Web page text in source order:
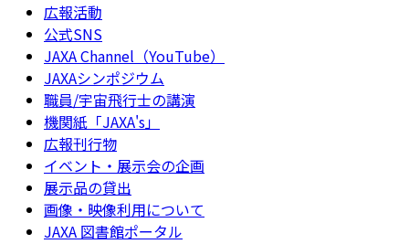
広報活動
公式SNS
JAXA Channel（YouTube）
JAXAシンポジウム
職員/宇宙飛行士の講演
機関紙「JAXA's」
広報刊行物
イベント・展示会の企画
展示品の貸出
画像・映像利用について
JAXA 図書館ポータル